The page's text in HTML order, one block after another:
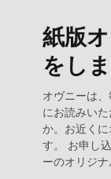
紙版
をし
オヴニーは
にお読みい
か。お近く
す。 お申し
ーのオリジナ